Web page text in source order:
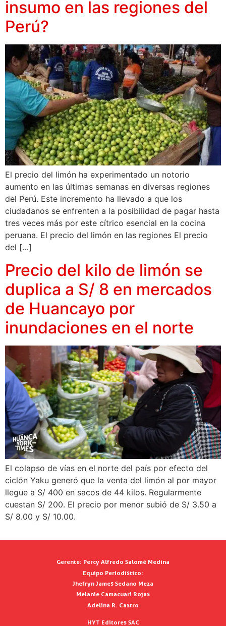
insumo en las regiones del
Perú?
El precio del limón ha experimentado un notorio
aumento en las últimas semanas en diversas regiones
del Perú. Este incremento ha llevado a que los
ciudadanos se enfrenten a la posibilidad de pagar hasta
tres veces más por este cítrico esencial en la cocina
peruana. El precio del limón en las regiones El precio
del […]
Precio del kilo de limón se
duplica a S/ 8 en mercados
de Huancayo por
inundaciones en el norte
El colapso de vías en el norte del país por efecto del
ciclón Yaku generó que la venta del limón al por mayor
llegue a S/ 400 en sacos de 44 kilos. Regularmente
cuestan S/ 200. El precio por menor subió de S/ 3.50 a
S/ 8.00 y S/ 10.00.
Gerente: Percy Alfredo Salomé Medina
Equipo Periodístico:
Jhefryn James Sedano Meza
Melanie Camacuari Rojas
Adelina R. Castro
HYT Editores SAC